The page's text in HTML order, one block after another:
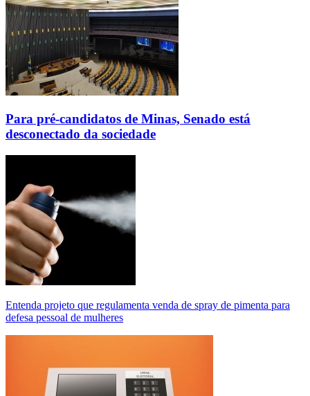
Para pré-candidatos de Minas, Senado está
desconectado da sociedade
Entenda projeto que regulamenta venda de spray de pimenta para
defesa pessoal de mulheres